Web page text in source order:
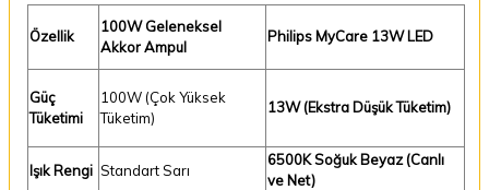
Özellik
100W Geleneksel
Akkor Ampul
Philips MyCare 13W LED
Güç
Tüketimi
100W (Çok Yüksek
Tüketim)
13W (Ekstra Düşük Tüketim)
Işık Rengi Standart Sarı
6500K Soğuk Beyaz (Canlı
ve Net)